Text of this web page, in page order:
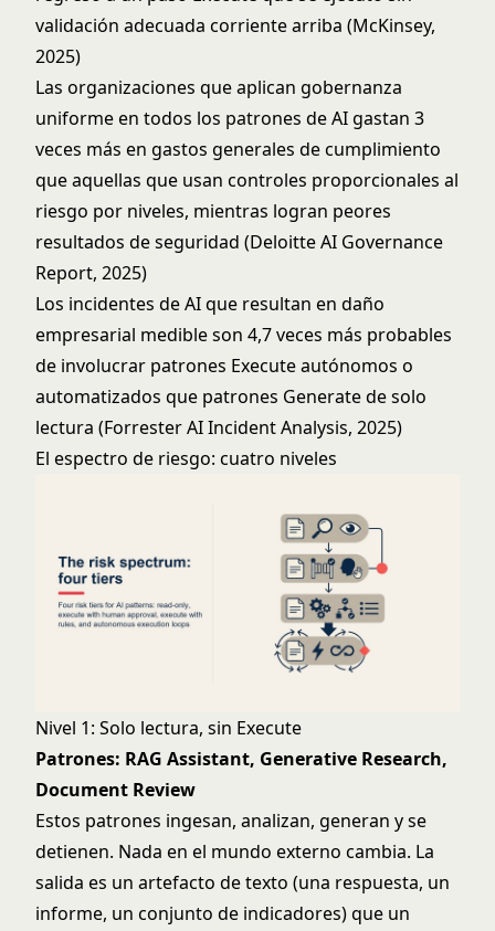
validación adecuada corriente arriba (McKinsey,
2025)
Las organizaciones que aplican gobernanza
uniforme en todos los patrones de AI gastan 3
veces más en gastos generales de cumplimiento
que aquellas que usan controles proporcionales al
riesgo por niveles, mientras logran peores
resultados de seguridad (Deloitte AI Governance
Report, 2025)
Los incidentes de AI que resultan en daño
empresarial medible son 4,7 veces más probables
de involucrar patrones Execute autónomos o
automatizados que patrones Generate de solo
lectura (Forrester AI Incident Analysis, 2025)
El espectro de riesgo: cuatro niveles
Nivel 1: Solo lectura, sin Execute
Patrones: RAG Assistant, Generative Research,
Document Review
Estos patrones ingesan, analizan, generan y se
detienen. Nada en el mundo externo cambia. La
salida es un artefacto de texto (una respuesta, un
informe, un conjunto de indicadores) que un